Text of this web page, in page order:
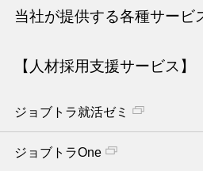
当社が提供する各種サービ
【人材採用支援サービス】
ジョブトラ就活ゼミ
ジョブトラOne